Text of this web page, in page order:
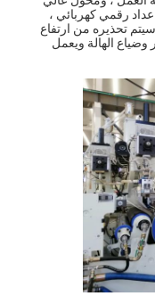
رقمي كهربائي ،
تحذيره من ارتفاع
وضياع الهالة ويعمل